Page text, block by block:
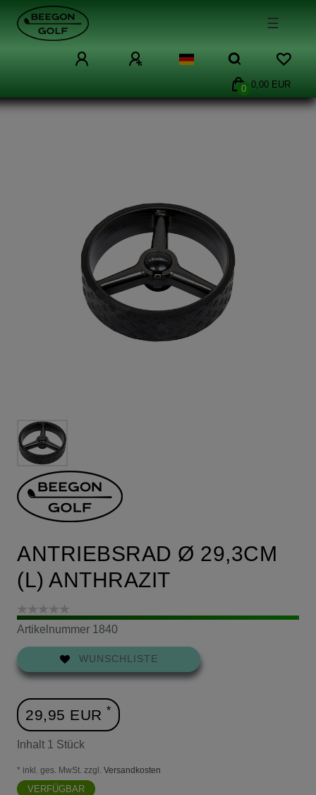
☰
0 0,00 EUR
ANTRIEBSRAD Ø 29,3CM
(L) ANTHRAZIT
Artikelnummer 1840
WUNSCHLISTE
29,95 EUR *
Inhalt 1 Stück
* inkl. ges. MwSt. zzgl. Versandkosten
VERFÜGBAR